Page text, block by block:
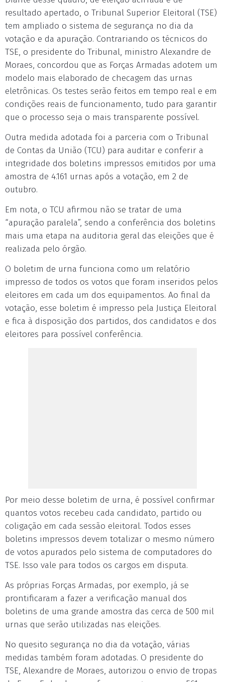
resultado apertado, o Tribunal Superior Eleitoral (TSE)
tem ampliado o sistema de segurança no dia da
votação e da apuração. Contrariando os técnicos do
TSE, o presidente do Tribunal, ministro Alexandre de
Moraes, concordou que as Forças Armadas adotem um
modelo mais elaborado de checagem das urnas
eletrônicas. Os testes serão feitos em tempo real e em
condições reais de funcionamento, tudo para garantir
que o processo seja o mais transparente possível.
Outra medida adotada foi a parceria com o Tribunal
de Contas da União (TCU) para auditar e conferir a
integridade dos boletins impressos emitidos por uma
amostra de 4.161 urnas após a votação, em 2 de
outubro.
Em nota, o TCU afirmou não se tratar de uma
“apuração paralela”, sendo a conferência dos boletins
mais uma etapa na auditoria geral das eleições que é
realizada pelo órgão.
O boletim de urna funciona como um relatório
impresso de todos os votos que foram inseridos pelos
eleitores em cada um dos equipamentos. Ao final da
votação, esse boletim é impresso pela Justiça Eleitoral
e fica à disposição dos partidos, dos candidatos e dos
eleitores para possível conferência.
Por meio desse boletim de urna, é possível confirmar
quantos votos recebeu cada candidato, partido ou
coligação em cada sessão eleitoral. Todos esses
boletins impressos devem totalizar o mesmo número
de votos apurados pelo sistema de computadores do
TSE. Isso vale para todos os cargos em disputa.
As próprias Forças Armadas, por exemplo, já se
prontificaram a fazer a verificação manual dos
boletins de uma grande amostra das cerca de 500 mil
urnas que serão utilizadas nas eleições.
No quesito segurança no dia da votação, várias
medidas também foram adotadas. O presidente do
TSE, Alexandre de Moraes, autorizou o envio de tropas